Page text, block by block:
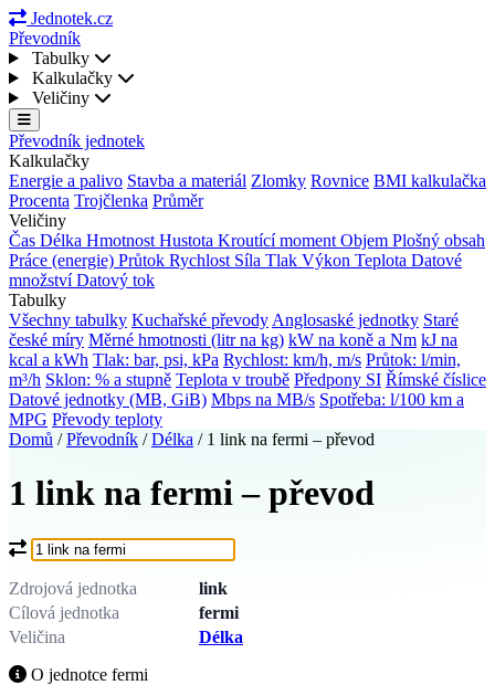
Jednotek.cz
Převodník
Tabulky
Kalkulačky
Veličiny
Převodník jednotek
Kalkulačky
Energie a palivo Stavba a materiál Zlomky Rovnice BMI kalkulačka
Procenta Trojčlenka Průměr
Veličiny
Čas Délka Hmotnost Hustota Kroutící moment Objem Plošný obsah
Práce (energie) Průtok Rychlost Síla Tlak Výkon Teplota Datové
množstvíDatový tok
Tabulky
Všechny tabulky Kuchařské převody Anglosaské jednotky Staré
české míry Měrné hmotnosti (litr na kg) kW na koně a Nm kJ na
kcal a kWh Tlak: bar, psi, kPa Rychlost: km/h, m/s Průtok: l/min,
m³/h Sklon: % a stupně Teplota v troubě Předpony SI Římské číslice
Datové jednotky (MB, GiB) Mbps na MB/s Spotřeba: l/100 km a
MPG Převody teploty
Domů / Převodník / Délka / 1 link na fermi – převod
1 link na fermi – převod
Co chcete převést?
Zdrojová jednotka
link
Cílová jednotka
fermi
Veličina
Délka
O jednotce fermi